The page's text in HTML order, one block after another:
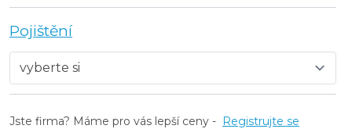
Pojištění
Jste firma? Máme pro vás lepší ceny - Registrujte se